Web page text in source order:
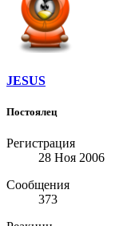
JESUS
Постоялец
Регистрация
28 Ноя 2006
Сообщения
373